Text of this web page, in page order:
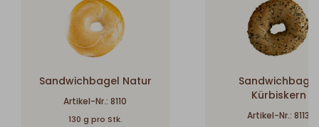
Sandwichbagel Natur
Artikel-Nr.: 8110
130 g pro Stk.
Sandwichbagel
Kürbiskern
Artikel-Nr.: 8113